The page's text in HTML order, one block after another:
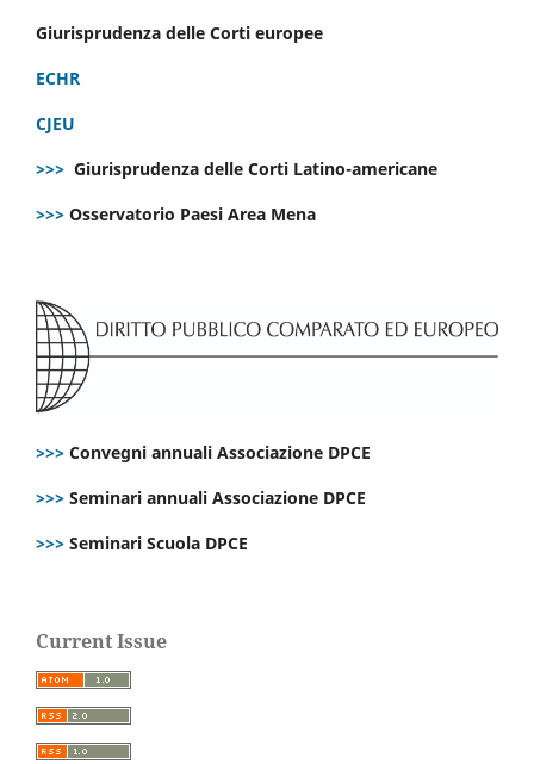
Giurisprudenza delle Corti europee
ECHR
CJEU
>>> Giurisprudenza delle Corti Latino-americane
>>> Osservatorio Paesi Area Mena
>>> Convegni annuali Associazione DPCE
>>> Seminari annuali Associazione DPCE
>>> Seminari Scuola DPCE
Current Issue